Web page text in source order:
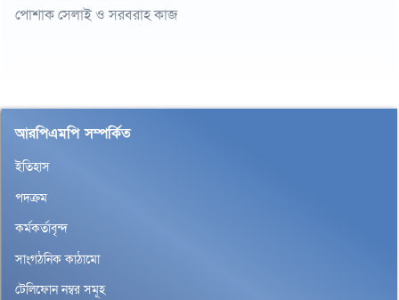
পোশাক সেলাই ও সরবরাহ কাজ
আরপিএমপি সম্পর্কিত
ইতিহাস
পদক্রম
কর্মকর্তাবৃন্দ
সাংগঠনিক কাঠামো
টেলিফোন নম্বর সমূহ